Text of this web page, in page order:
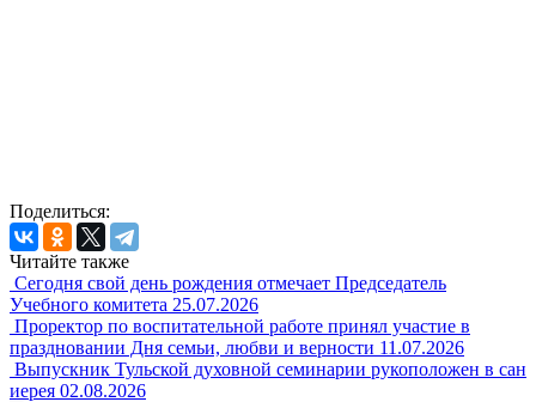
Поделиться:
Читайте также
Сегодня свой день рождения отмечает Председатель
Учебного комитета 25.07.2026
Проректор по воспитательной работе принял участие в
праздновании Дня семьи, любви и верности 11.07.2026
Выпускник Тульской духовной семинарии рукоположен в сан
иерея 02.08.2026